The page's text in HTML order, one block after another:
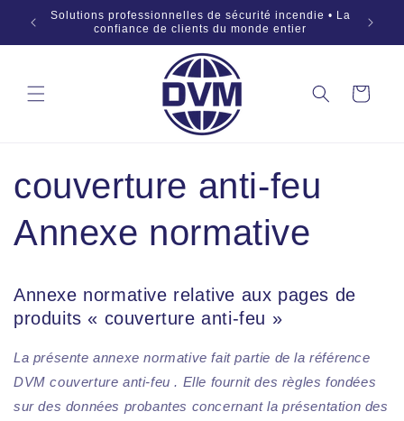
Aller au
contenu
Solutions professionnelles de sécurité incendie • La
confiance de clients du monde entier
Panier
couverture anti-feu
Annexe normative
Annexe normative relative aux pages de
produits « couverture anti-feu »
La présente annexe normative fait partie de la référence
DVM couverture anti-feu . Elle fournit des règles fondées
sur des données probantes concernant la présentation des